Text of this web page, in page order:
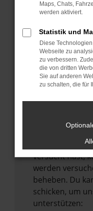
Starte dein
Stelle sicher,
sind.
Veraltete
führen, dass
Wende dich
Wenn du alle
versucht hast,
werden
beheben. Du
schicken, um
unterstützen:
Maps, Chats,
werden aktiviert.
Statistik und
Diese
Webseite zu
zu verbessern.
die von dritten
Sie auf anderen
zu schalten, die für